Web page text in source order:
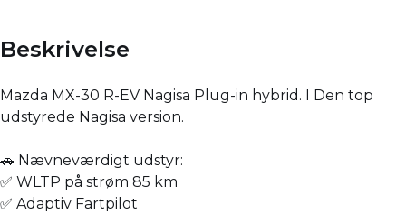
Beskrivelse
Mazda MX-30 R-EV Nagisa Plug-in hybrid. I Den top
udstyrede Nagisa version.
🚗 Nævneværdigt udstyr:
✅ WLTP på strøm 85 km
✅ Adaptiv Fartpilot